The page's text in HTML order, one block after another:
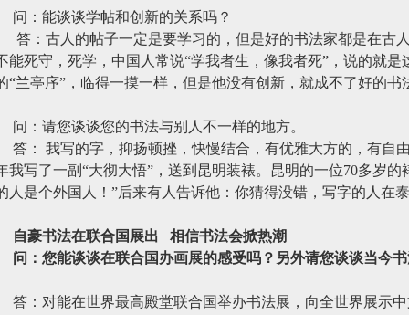
问：能谈谈学帖和创新的关系吗？
答：古人的帖子一定是要学习的，但是好的书法家都是在古
能死守，死学，中国人常说“学我者生，像我者死”，说的就
“兰亭序”，临得一摸一样，但是他没有创新，就成不了好的书
问：请您谈谈您的书法与别人不一样的地方。
答：
我写的字，抑扬顿挫，快慢结合，有优雅大方的，有自
我写了一副“大彻大悟”，送到昆明装裱。昆明的一位70多岁的
人是个外国人！”后来有人告诉他：你猜得没错，写字的人在
自豪书法在联合国展出
相信书法会掀热潮
问：您能谈谈在联合国办画展的感受吗？另外请您谈谈当今
答：对能在世界最高殿堂联合国举办书法展，向全世界展示